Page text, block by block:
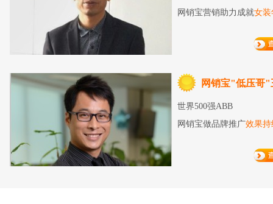
网销宝营销助力成就女装
网销宝"低压哥"
世界500强ABB
网销宝做品牌推广效果